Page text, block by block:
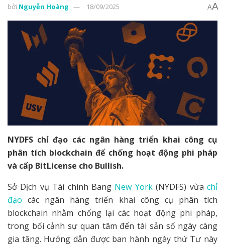
bởi Nguyễn Hoàng 18/09/2025 AA
NYDFS chỉ đạo các ngân hàng triển khai công cụ
phân tích blockchain để chống hoạt động phi pháp
và cấp BitLicense cho Bullish.
Sở Dịch vụ Tài chính Bang New York(NYDFS) vừachỉ
đạo các ngân hàng triển khai công cụ phân tích
blockchain nhằm chống lại các hoạt động phi pháp,
trong bối cảnh sự quan tâm đến tài sản số ngày càng
gia tăng. Hướng dẫn được ban hành ngày thứ Tư này